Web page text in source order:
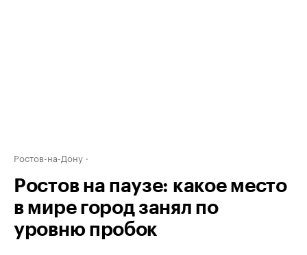
Ростов-на-Дону
Ростов на паузе: какое место
в мире город занял по
уровню пробок